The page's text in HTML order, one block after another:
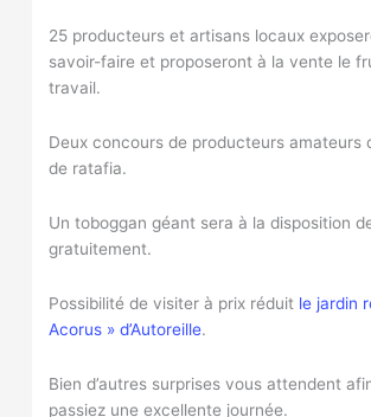
25 producteurs et artisans locaux
savoir-faire et proposeront à la vente le
travail.
Deux concours de producteurs amateurs
de ratafia.
Un toboggan géant sera à la disposition
gratuitement.
Possibilité de visiter à prix réduit le jardin
Acorus » d’Autoreille.
Bien d’autres surprises vous attendent
passiez une excellente journée.